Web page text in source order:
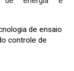
de ensaio
controle de